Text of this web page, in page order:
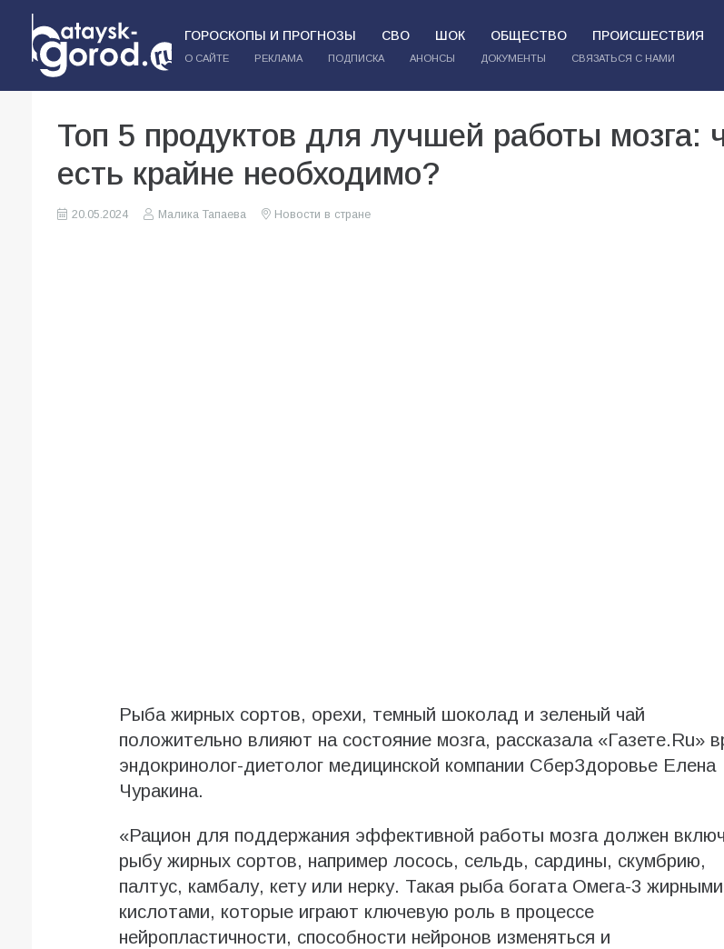
ГОРОСКОПЫ И ПРОГНОЗЫ СВО ШОК ОБЩЕСТВО ПРОИСШЕСТВИЯ
О САЙТЕ РЕКЛАМА ПОДПИСКА АНОНСЫ ДОКУМЕНТЫ СВЯЗАТЬСЯ С НАМИ
Топ 5 продуктов для лучшей работы мозга:
есть крайне необходимо?
20.05.2024 Малика Тапаева Новости в стране
Рыба жирных сортов, орехи, темный шоколад и зеленый чай
положительно влияют на состояние мозга, рассказала «Газете.Ru»
эндокринолог-диетолог медицинской компании СберЗдоровье Елена
Чуракина.
«Рацион для поддержания эффективной работы мозга должен
рыбу жирных сортов, например лосось, сельдь, сардины, скумбрию,
палтус, камбалу, кету или нерку. Такая рыба богата Омега-3 жирными
кислотами, которые играют ключевую роль в процессе
нейропластичности, способности нейронов изменяться и